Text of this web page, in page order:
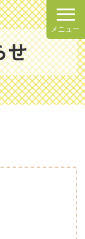
日
メニュー
せ